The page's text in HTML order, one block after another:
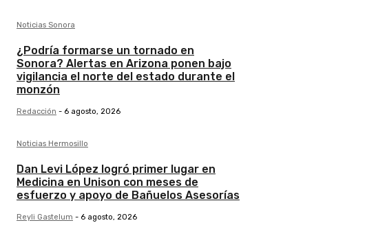
Noticias Sonora
¿Podría formarse un tornado en
Sonora? Alertas en Arizona ponen bajo
vigilancia el norte del estado durante el
monzón
Redacción - 6 agosto, 2026
Noticias Hermosillo
Dan Levi López logró primer lugar en
Medicina en Unison con meses de
esfuerzo y apoyo de Bañuelos Asesorías
Reyli Gastelum - 6 agosto, 2026